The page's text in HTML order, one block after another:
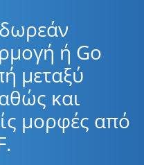
ή Go
μεταξύ
και
μορφές από